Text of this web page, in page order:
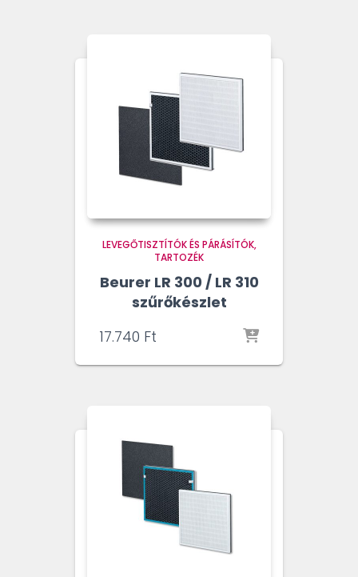
LEVEGŐTISZTÍTÓK ÉS PÁRÁSÍTÓK
TARTOZÉK
Beurer LR 300 / LR 310
szűrőkészlet
17.740 Ft